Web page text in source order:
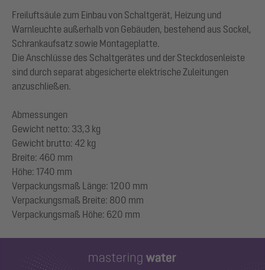
Freiluftsäule zum Einbau von Schaltgerät, Heizung und
Warnleuchte außerhalb von Gebäuden, bestehend aus Sockel,
Schrankaufsatz sowie Montageplatte.
Die Anschlüsse des Schaltgerätes und der Steckdosenleiste
sind durch separat abgesicherte elektrische Zuleitungen
anzuschließen.
Abmessungen
Gewicht netto: 33,3 kg
Gewicht brutto: 42 kg
Breite: 460 mm
Höhe: 1740 mm
Verpackungsmaß Länge: 1200 mm
Verpackungsmaß Breite: 800 mm